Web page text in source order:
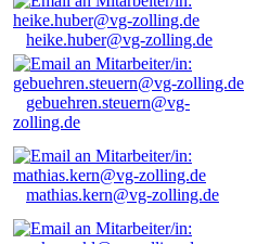
heike.huber@vg-zolling.de
gebuehren.steuern@vg-
zolling.de
mathias.kern@vg-zolling.de